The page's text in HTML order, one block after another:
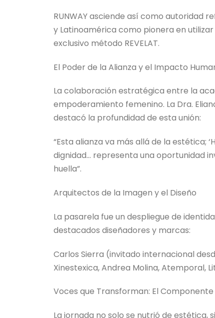
RUNWAY asciende así como autoridad
y Latinoamérica como pionera en
exclusivo método REVELAT.
El Poder de la Alianza y el Impacto
La colaboración estratégica entre la
empoderamiento femenino. La Dra.
destacó la profundidad de esta unión:
“Esta alianza va más allá de la estética;
dignidad… representa una oportunidad
huella”.
Arquitectos de la Imagen y el Diseño
La pasarela fue un despliegue de
destacados diseñadores y marcas:
Carlos Sierra (invitado internacional
Xinestexica, Andrea Molina, Atemporal,
Voces que Transforman: El
La jornada no solo se nutrió de